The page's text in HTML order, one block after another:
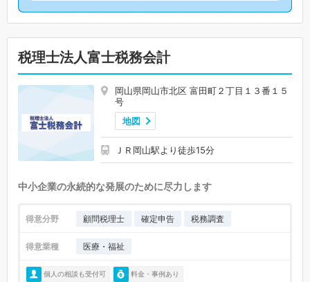
税理士法人富士税務会計
岡山県岡山市北区 富田町２丁目１３番１５
号
地図
ＪＲ岡山駅より徒歩15分
中小企業の永続的な発展のために尽力します
得意分野 顧問税理士 確定申告 税務調査
得意業種 医療・福祉
個人の相談も受付可 料金・事例あり